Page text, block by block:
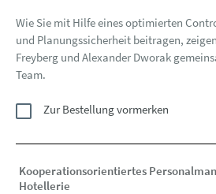
Wie Sie mit Hilfe eines optimierten
und Planungssicherheit beitragen,
Freyberg und Alexander Dworak
Team.
Zur Bestellung vormerken
Kooperationsorientiertes
Hotellerie